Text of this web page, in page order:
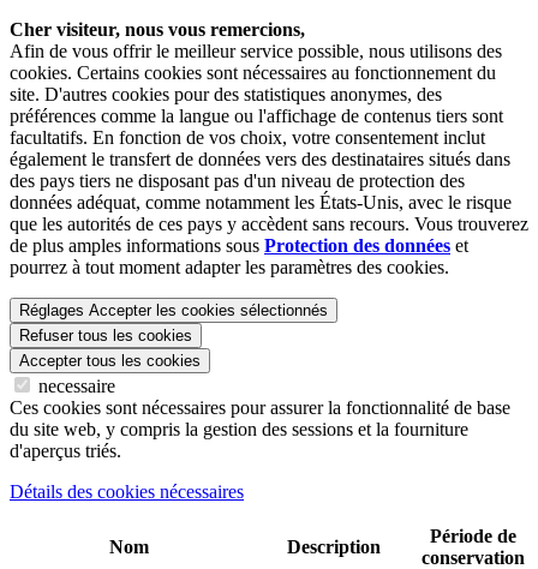
Cher visiteur, nous vous remercions,
Afin de vous offrir le meilleur service possible, nous utilisons des
cookies. Certains cookies sont nécessaires au fonctionnement du
site. D'autres cookies pour des statistiques anonymes, des
préférences comme la langue ou l'affichage de contenus tiers sont
facultatifs. En fonction de vos choix, votre consentement inclut
également le transfert de données vers des destinataires situés dans
des pays tiers ne disposant pas d'un niveau de protection des
données adéquat, comme notamment les États-Unis, avec le risque
que les autorités de ces pays y accèdent sans recours. Vous trouverez
de plus amples informations sous Protection des données et
pourrez à tout moment adapter les paramètres des cookies.
Réglages Accepter les cookies sélectionnés
Refuser tous les cookies
Accepter tous les cookies
necessaire
Ces cookies sont nécessaires pour assurer la fonctionnalité de base
du site web, y compris la gestion des sessions et la fourniture
d'aperçus triés.
Détails des cookies nécessaires
Nom Description
Période de
conservation